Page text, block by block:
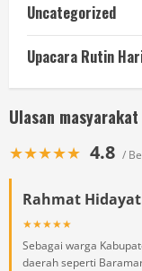
Uncategorized
Upacara Rutin
Ulasan masyarakat
★★★★★ 4.8 /
Rahmat Hidayat
★★★★★
Sebagai warga
daerah seperti